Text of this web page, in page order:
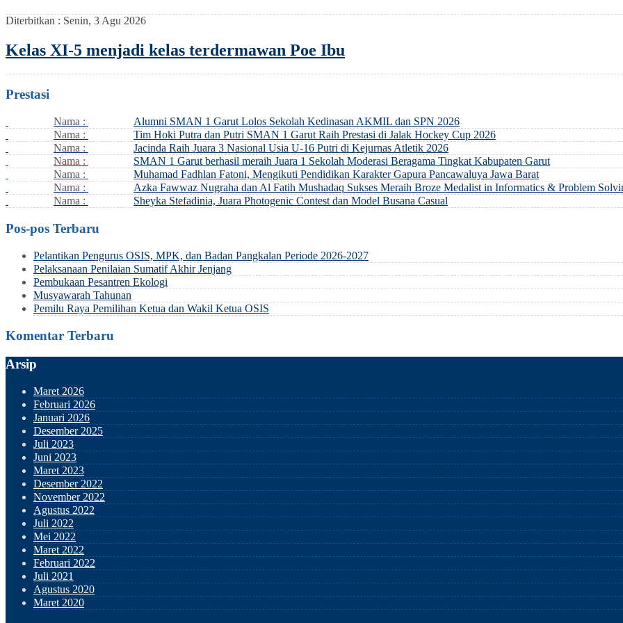
Diterbitkan : Senin, 3 Agu 2026
Kelas XI-5 menjadi kelas terdermawan Poe Ibu
Prestasi
Nama :
Alumni SMAN 1 Garut Lolos Sekolah Kedinasan AKMIL dan SPN 2026
Nama :
Tim Hoki Putra dan Putri SMAN 1 Garut Raih Prestasi di Jalak Hockey Cup 2026
Nama :
Jacinda Raih Juara 3 Nasional Usia U-16 Putri di Kejurnas Atletik 2026
Nama :
SMAN 1 Garut berhasil meraih Juara 1 Sekolah Moderasi Beragama Tingkat Kabupaten Garut
Nama :
Muhamad Fadhlan Fatoni, Mengikuti Pendidikan Karakter Gapura Pancawaluya Jawa Barat
Nama :
Azka Fawwaz Nugraha dan Al Fatih Mushadaq Sukses Meraih Broze Medalist in Informatics & Problem
Nama :
Sheyka Stefadinia, Juara Photogenic Contest dan Model Busana Casual
Pos-pos Terbaru
Pelantikan Pengurus OSIS, MPK, dan Badan Pangkalan Periode 2026-2027
Pelaksanaan Penilaian Sumatif Akhir Jenjang
Pembukaan Pesantren Ekologi
Musyawarah Tahunan
Pemilu Raya Pemilihan Ketua dan Wakil Ketua OSIS
Komentar Terbaru
Arsip
Maret 2026
Februari 2026
Januari 2026
Desember 2025
Juli 2023
Juni 2023
Maret 2023
Desember 2022
November 2022
Agustus 2022
Juli 2022
Mei 2022
Maret 2022
Februari 2022
Juli 2021
Agustus 2020
Maret 2020